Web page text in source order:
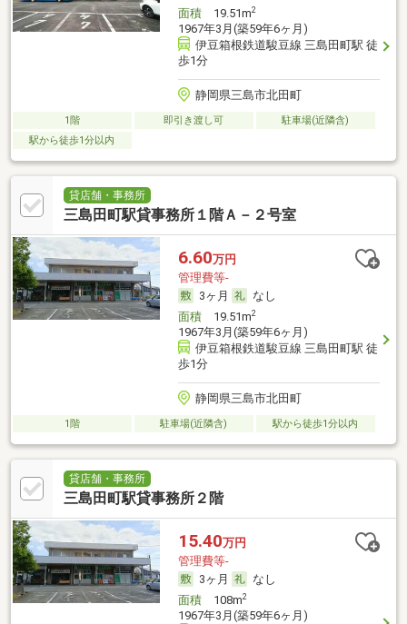
面積19.51m2
1967年3月(築59年6ヶ月)
伊豆箱根鉄道駿豆線 三島田町駅 徒
歩1分
静岡県三島市北田町
1階 即引き渡し可
駐車場(近隣含)
駅から徒歩1分以内
貸店舗・事務所
三島田町駅貸事務所１階Ａ－２号室
6.60万円
管理費等-
3ヶ月
なし
面積19.51m2
1967年3月(築59年6ヶ月)
伊豆箱根鉄道駿豆線 三島田町駅 徒
歩1分
静岡県三島市北田町
1階 駐車場(近隣含) 駅から徒歩1分以内
貸店舗・事務所
三島田町駅貸事務所２階
15.40万円
管理費等-
3ヶ月
なし
面積108m2
1967年3月(築59年6ヶ月)